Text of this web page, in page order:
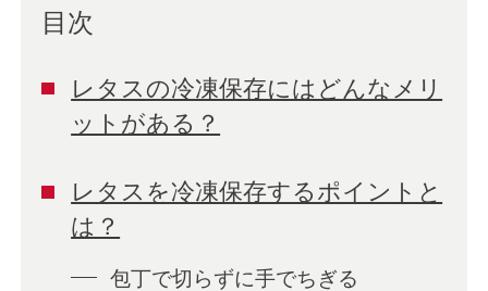
目次
レタスの冷凍保存にはどんなメリ
ットがある？
レタスを冷凍保存するポイントと
は？
包丁で切らずに手でちぎる